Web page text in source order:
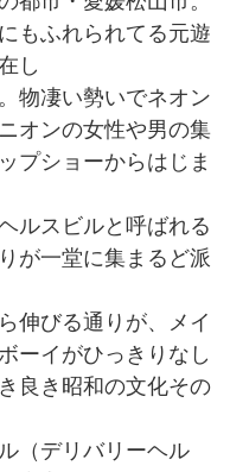
もふれられてる元遊
し
物凄い勢いでネオン
オンの女性や男の集
プショーからはじま
ルスビルと呼ばれる
が一堂に集まるど派
伸びる通りが、メイ
ーイがひっきりなし
良き昭和の文化その
（デリバリーヘル